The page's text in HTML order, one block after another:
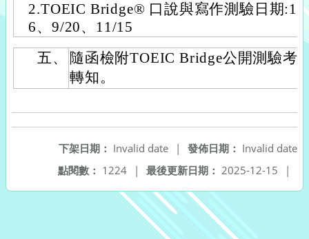
2.TOEIC Bridge® 口說與寫作測驗日期:1/
6、9/20、11/15
五、
隨函檢附TOEIC Bridge公開測驗考
轉知。
發佈日期： Invalid date
下架日期： Invalid date
|
最後更新日期： 2025-12-15 |
點閱數： 1224 |